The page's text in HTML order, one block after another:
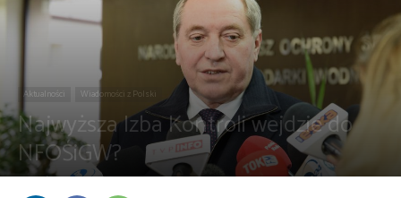
Aktualności Wiadomości z Polski
Najwyższa Izba Kontroli wejdzie do
NFOŚiGW?
Przez bem-